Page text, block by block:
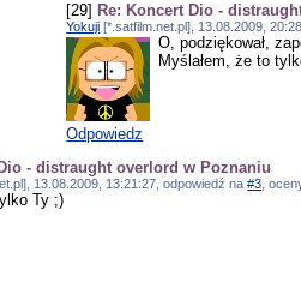
[29] Re: Koncert Dio -
Yokuji [*.satfilm.net.pl], 13.08.2009,
O, podziękował,
Myślałem, że to
Odpowiedz
- distraught overlord w Poznaniu
13.08.2009, 13:21:27, odpowiedź na#3 ,
Ty ;)